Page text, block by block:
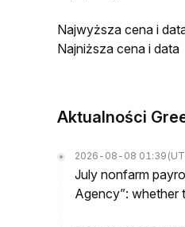
Najwyższa cena i
Najniższa cena i data
Aktualności
2026-08-08 01:39
July nonfarm
Agency”: whether